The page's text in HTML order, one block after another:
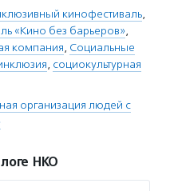
кинофестиваль,
«Кино без барьеров»,
компания, Социальные
, социокультурная
организация людей с
НКО